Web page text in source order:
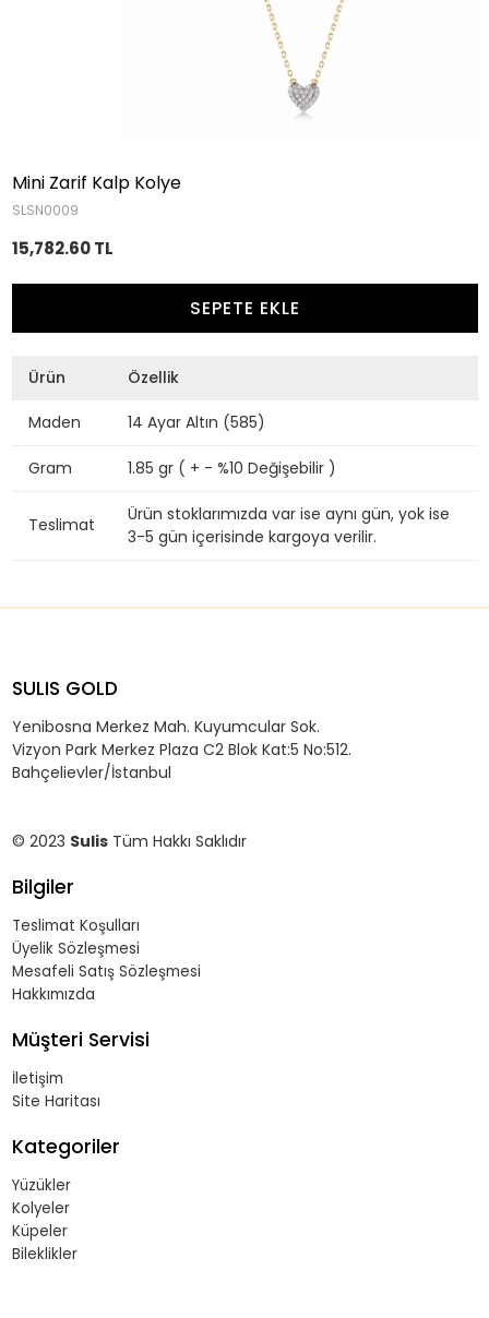
Mini Zarif Kalp Kolye
SLSN0009
15,782.60 TL
SEPETE EKLE
Ürün Özellik
Maden 14 Ayar Altın (585)
Gram 1.85 gr ( + - %10 Değişebilir )
Teslimat
Ürün stoklarımızda var ise aynı gün, yok ise
3-5 gün içerisinde kargoya verilir.
SULIS GOLD
Yenibosna Merkez Mah. Kuyumcular Sok.
Vizyon Park Merkez Plaza C2 Blok Kat:5 No:512.
Bahçelievler/İstanbul
© 2023 SulisTüm Hakkı Saklıdır
Bilgiler
Teslimat Koşulları
Üyelik Sözleşmesi
Mesafeli Satış Sözleşmesi
Hakkımızda
Müşteri Servisi
İletişim
Site Haritası
Kategoriler
Yüzükler
Kolyeler
Küpeler
Bileklikler